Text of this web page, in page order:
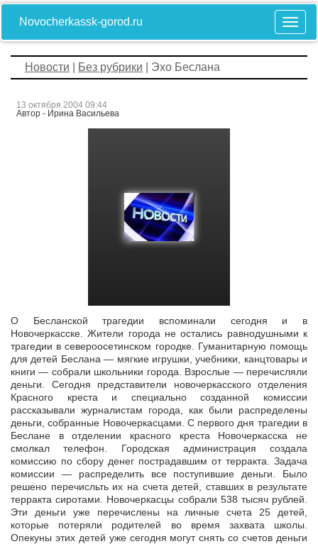
Novocherkassk-gorod.ru
Новости Без рубрики | Эхо Беслана
13 октября 2004 09:44
Автор - Ирина Васильева
О Бесланской трагедии вспоминали сегодня и в
Новочеркасске. Жители города не остались равнодушными к
трагедии в североосетинском городке. Гуманитарную помощь
для детей Беслана — мягкие игрушки, учебники, канцтовары и
книги — собрали школьники города. Взрослые — перечисляли
деньги. Сегодня представители новочеркасского отделения
Красного креста и специально созданной комиссии
рассказывали журналистам города, как были распределены
деньги, собранные Новочеркасцами. С первого дня трагедии в
Беслане в отделении красного креста Новочеркасска не
смолкал телефон. Городская администрация создала
комиссию по сбору денег пострадавшим от терракта. Задача
комиссии — распределить все поступившие деньги. Было
решено перечисльть их на счета детей, ставших в результате
терракта сиротами. Новочеркасцы собрали 538 тысяч рублей.
Эти деньги уже перечислены на личные счета 25 детей,
которые потеряли родителей во время захвата школы.
Опекуны этих детей уже сегодня могут снять со счетов деньги